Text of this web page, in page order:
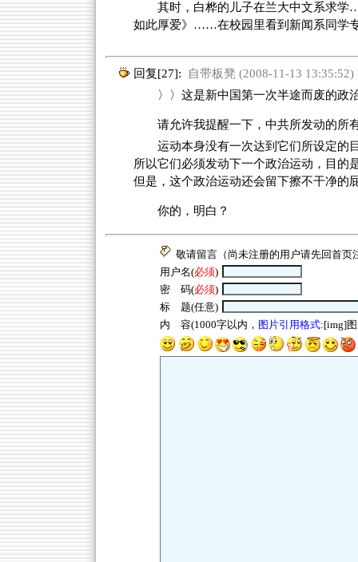
其时，白桦的儿子在兰大中文系求
如此厚爱》……在校园里看到新闻系同学
回复[27]:
自带板凳 (2008-11-13 13:35:52)
〉〉这是新中国第一次半途而废的政
请允许我提醒一下，中共所发动的所
运动本身没有一次达到它们所设定的
所以它们必须发动下一个政治运动，目的
但是，这个政治运动还会留下擦不干净
你的，明白？
敬请留言（尚未注册的用户请先回首页
用户名(必须)
密 码(必须)
标 题(任意)
内 容(1000字以内， 图片引用格式:[img]